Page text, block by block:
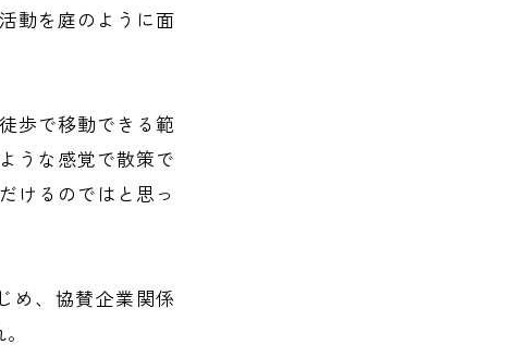
動を庭のように面
歩で移動できる範
うな感覚で散策で
けるのではと思っ
め、協賛企業関係